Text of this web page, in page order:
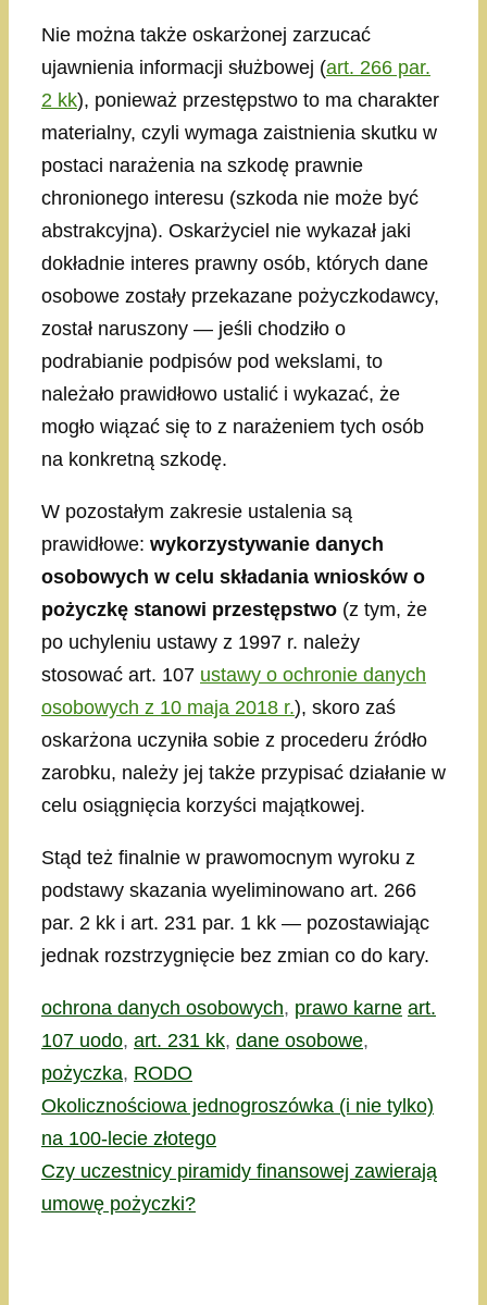
Nie można także oskarżonej zarzucać
ujawnienia informacji służbowej (art. 266 par.
2 kk), ponieważ przestępstwo to ma charakter
materialny, czyli wymaga zaistnienia skutku w
postaci narażenia na szkodę prawnie
chronionego interesu (szkoda nie może być
abstrakcyjna). Oskarżyciel nie wykazał jaki
dokładnie interes prawny osób, których dane
osobowe zostały przekazane pożyczkodawcy,
został naruszony — jeśli chodziło o
podrabianie podpisów pod wekslami, to
należało prawidłowo ustalić i wykazać, że
mogło wiązać się to z narażeniem tych osób
na konkretną szkodę.
W pozostałym zakresie ustalenia są
prawidłowe: wykorzystywanie danych
osobowych w celu składania wniosków o
pożyczkę stanowi przestępstwo (z tym, że
po uchyleniu ustawy z 1997 r. należy
stosować art. 107 ustawy o ochronie danych
osobowych z 10 maja 2018 r.), skoro zaś
oskarżona uczyniła sobie z procederu źródło
zarobku, należy jej także przypisać działanie w
celu osiągnięcia korzyści majątkowej.
Stąd też finalnie w prawomocnym wyroku z
podstawy skazania wyeliminowano art. 266
par. 2 kk i art. 231 par. 1 kk — pozostawiając
jednak rozstrzygnięcie bez zmian co do kary.
Kategorie
ochrona danych osobowych, prawo karne Tagi
art.
107 uodo, art. 231 kk, dane osobowe,
pożyczka, RODO
Okolicznościowa jednogroszówka (i nie tylko)
na 100-lecie złotego
Czy uczestnicy piramidy finansowej zawierają
umowę pożyczki?